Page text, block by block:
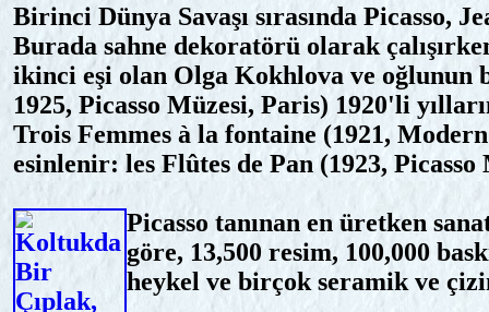
Birinci Dünya Savaşı sırasında Picasso,
Burada sahne dekoratörü olarak
ikinci eşi olan Olga Kokhlova ve oğlunun
1925, Picasso Müzesi, Paris) 1920'li
Trois Femmes à la fontaine (1921,
esinlenir: les Flûtes de Pan (1923,
Picasso tanınan en üretken
göre, 13,500 resim, 100,000
heykel ve birçok seramik ve